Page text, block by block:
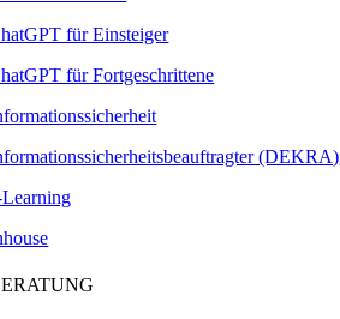
für Einsteiger
für Fortgeschrittene
(DEKRA)
Learning